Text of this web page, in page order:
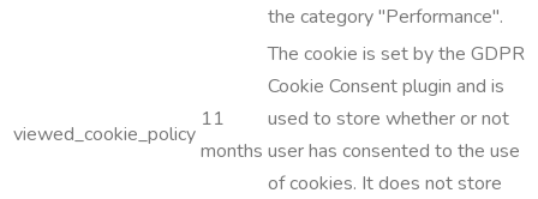
the category "Performance".
viewed_cookie_policy
11
months
The cookie is set by the GDPR
Cookie Consent plugin and is
used to store whether or not
user has consented to the use
of cookies. It does not store